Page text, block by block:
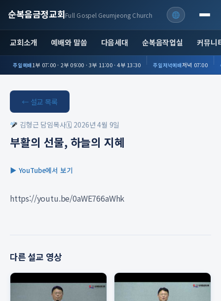
순복음금정교회Full Gospel Geumjeong Church
교회소개 예배와 말씀 다음세대 순복음작업실 커뮤니
주일예배1부 07:00 · 2부 09:00 · 3부 11:00 · 4부 13:30 주일저녁예배저녁 07:00
← 설교 목록
김형근 담임목사🗓 2026년 4월 9일
부활의 선물, 하늘의 지혜
▶ YouTube에서 보기
https://youtu.be/0aWE766aWhk
다른 설교 영상